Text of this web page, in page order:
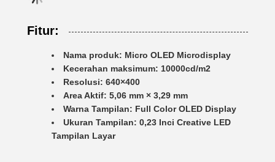
Fitur:
Nama produk: Micro OLED Microdisplay
Kecerahan maksimum: 10000cd/m2
Resolusi: 640×400
Area Aktif: 5,06 mm × 3,29 mm
Warna Tampilan: Full Color OLED Display
Ukuran Tampilan: 0,23 Inci Creative LED
Tampilan Layar